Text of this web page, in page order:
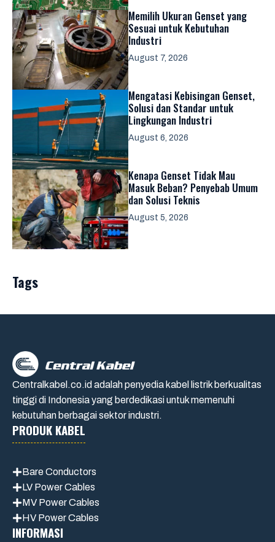
Memilih Ukuran Genset yang
Sesuai untuk Kebutuhan
Industri
August 7, 2026
Mengatasi Kebisingan Genset,
Solusi dan Standar untuk
Lingkungan Industri
August 6, 2026
Kenapa Genset Tidak Mau
Masuk Beban? Penyebab Umum
dan Solusi Teknis
August 5, 2026
Tags
Centralkabel.co.id adalah penyedia kabel listrik berkualitas
tinggi di Indonesia yang berdedikasi untuk memenuhi
kebutuhan berbagai sektor industri.
PRODUK KABEL
Bare Conductors
LV Power Cables
MV Power Cables
HV Power Cables
INFORMASI